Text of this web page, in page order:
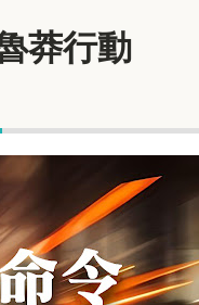
莽行動